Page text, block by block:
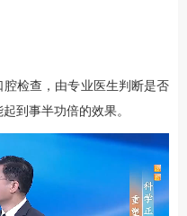
腔检查，由专业医生判断是否
到事半功倍的效果。